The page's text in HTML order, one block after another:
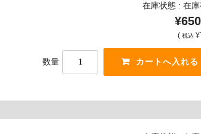
在庫状態 : 在庫
¥650
( 税込
数量